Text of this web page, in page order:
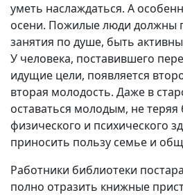
уметь наслаждаться. А
осени. Пожилые люди должны
занятия по душе, быть
У человека, поставившего
идущие цели, появляется
вторая молодость. Даже в
оставаться молодым, не теряя
физического и психического
приносить пользу семье и
Работники библиотеки
полно отразить книжные